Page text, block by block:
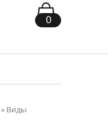
0
» Виды